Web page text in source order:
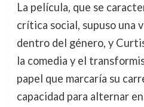
La película, que se
crítica social, supuso una
dentro del género, y
la comedia y el
papel que marcaría su
capacidad para alternar